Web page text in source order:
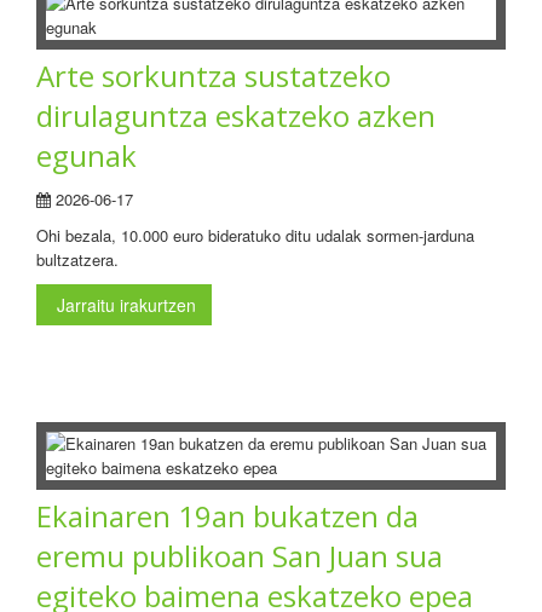
Arte sorkuntza sustatzeko
dirulaguntza eskatzeko azken
egunak
2026-06-17
Ohi bezala, 10.000 euro bideratuko ditu udalak sormen-jarduna
bultzatzera.
Jarraitu irakurtzen
Ekainaren 19an bukatzen da
eremu publikoan San Juan sua
egiteko baimena eskatzeko epea